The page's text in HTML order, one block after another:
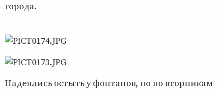
города.
Надеялись остыть у фонтанов, но по вторникам